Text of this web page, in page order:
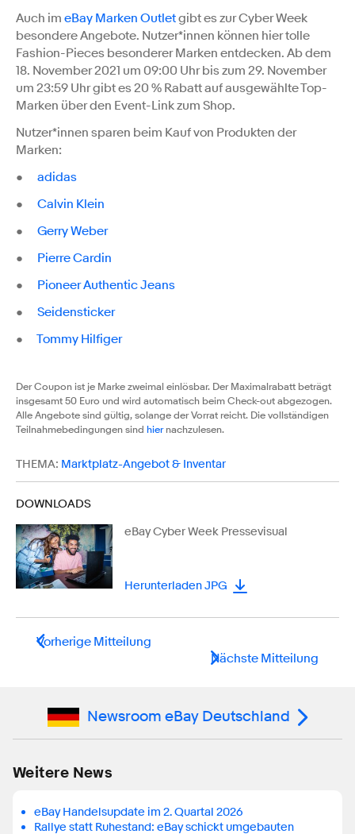
Auch im eBay Marken Outletgibt es zur Cyber Week
besondere Angebote. Nutzer*innen können hier tolle
Fashion-Pieces besonderer Marken entdecken. Ab dem
18. November 2021 um 09:00 Uhr bis zum 29. November
um 23:59 Uhr gibt es 20 % Rabatt auf ausgewählte Top-
Marken über den Event-Link zum Shop.
Nutzer*innen sparen beim Kauf von Produkten der
Marken:
● adidas
● Calvin Klein
● Gerry Weber
● Pierre Cardin
● Pioneer Authentic Jeans
● Seidensticker
● Tommy Hilfiger
Der Coupon ist je Marke zweimal einlösbar. Der Maximalrabatt beträgt
insgesamt 50 Euro und wird automatisch beim Check-out abgezogen.
Alle Angebote sind gültig, solange der Vorrat reicht. Die vollständigen
Teilnahmebedingungen sind hiernachzulesen.
THEMA: Marktplatz-Angebot & Inventar
DOWNLOADS
eBay Cyber Week Pressevisual
Herunterladen JPG
Vorherige Mitteilung
Nächste Mitteilung
Newsroom eBay Deutschland
Weitere News
eBay Handelsupdate im 2. Quartal 2026
Rallye statt Ruhestand: eBay schickt umgebauten